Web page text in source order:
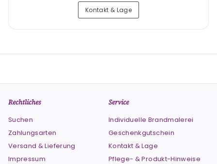
Kontakt & Lage
Rechtliches
Suchen
Zahlungsarten
Versand & Lieferung
Impressum
Service
Individuelle Brandmalerei
Geschenkgutschein
Kontakt & Lage
Pflege- & Produkt-Hinweise